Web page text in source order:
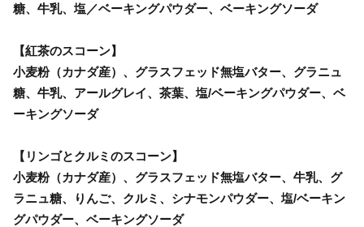
糖、牛乳、塩／ベーキングパウダー、ベーキングソーダ
【紅茶のスコーン】
小麦粉（カナダ産）、グラスフェッド無塩バター、グラニュ
糖、牛乳、アールグレイ、茶葉、塩/ベーキングパウダー、ベ
ーキングソーダ
【リンゴとクルミのスコーン】
小麦粉（カナダ産）、グラスフェッド無塩バター、牛乳、グ
ラニュ糖、りんご、クルミ、シナモンパウダー、塩/ベーキン
グパウダー、ベーキングソーダ